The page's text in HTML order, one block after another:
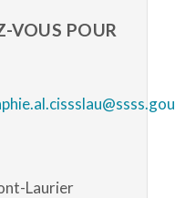
VOUS POUR
Laurier